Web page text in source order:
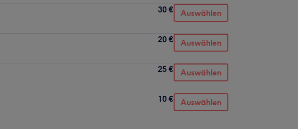
30 € Auswählen
20 € Auswählen
25 € Auswählen
10 € Auswählen